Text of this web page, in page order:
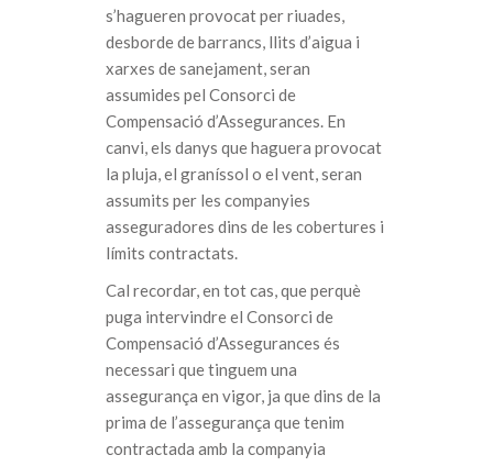
s’hagueren provocat per riuades,
desborde de barrancs, llits d’aigua i
xarxes de sanejament, seran
assumides pel Consorci de
Compensació d’Assegurances. En
canvi, els danys que haguera provocat
la pluja, el graníssol o el vent, seran
assumits per les companyies
asseguradores dins de les cobertures i
límits contractats.
Cal recordar, en tot cas, que perquè
puga intervindre el Consorci de
Compensació d’Assegurances és
necessari que tinguem una
assegurança en vigor, ja que dins de la
prima de l’assegurança que tenim
contractada amb la companyia